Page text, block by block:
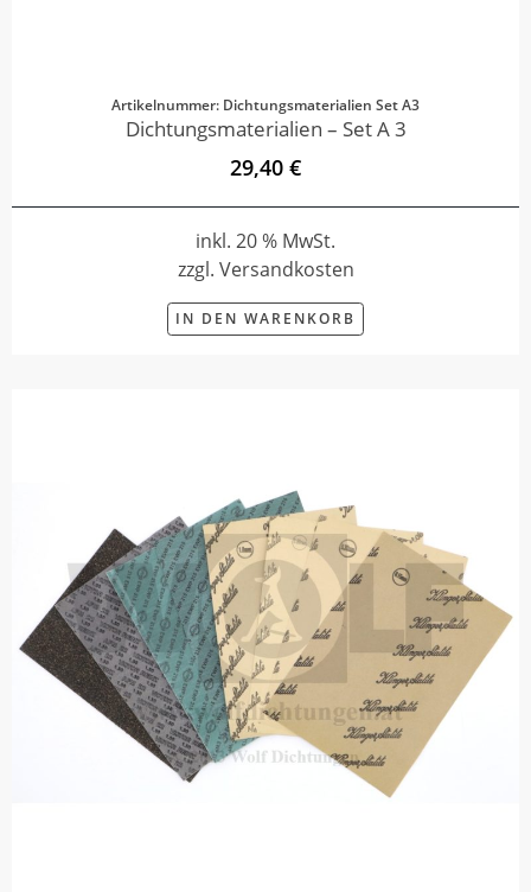
Artikelnummer: Dichtungsmaterialien Set A3
Dichtungsmaterialien – Set A 3
29,40 €
inkl. 20 % MwSt.
zzgl. Versandkosten
IN DEN WARENKORB